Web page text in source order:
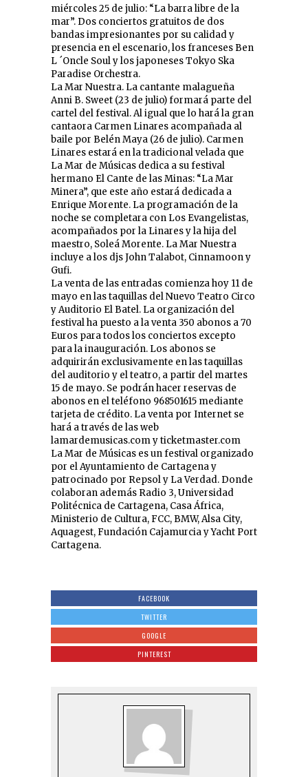
miércoles 25 de julio: “La barra libre de la
mar”. Dos conciertos gratuitos de dos
bandas impresionantes por su calidad y
presencia en el escenario, los franceses Ben
L ´Oncle Soul y los japoneses Tokyo Ska
Paradise Orchestra.
La Mar Nuestra. La cantante malagueña
Anni B. Sweet (23 de julio) formará parte del
cartel del festival. Al igual que lo hará la gran
cantaora Carmen Linares acompañada al
baile por Belén Maya (26 de julio). Carmen
Linares estará en la tradicional velada que
La Mar de Músicas dedica a su festival
hermano El Cante de las Minas: “La Mar
Minera”, que este año estará dedicada a
Enrique Morente. La programación de la
noche se completara con Los Evangelistas,
acompañados por la Linares y la hija del
maestro, Soleá Morente. La Mar Nuestra
incluye a los djs John Talabot, Cinnamoon y
Gufi.
La venta de las entradas comienza hoy 11 de
mayo en las taquillas del Nuevo Teatro Circo
y Auditorio El Batel. La organización del
festival ha puesto a la venta 350 abonos a 70
Euros para todos los conciertos excepto
para la inauguración. Los abonos se
adquirirán exclusivamente en las taquillas
del auditorio y el teatro, a partir del martes
15 de mayo. Se podrán hacer reservas de
abonos en el teléfono 968501615 mediante
tarjeta de crédito. La venta por Internet se
hará a través de las web
lamardemusicas.com y ticketmaster.com
La Mar de Músicas es un festival organizado
por el Ayuntamiento de Cartagena y
patrocinado por Repsol y La Verdad. Donde
colaboran además Radio 3, Universidad
Politécnica de Cartagena, Casa África,
Ministerio de Cultura, FCC, BMW, Alsa City,
Aquagest, Fundación Cajamurcia y Yacht Port
Cartagena.
FACEBOOK
TWITTER
GOOGLE
PINTEREST